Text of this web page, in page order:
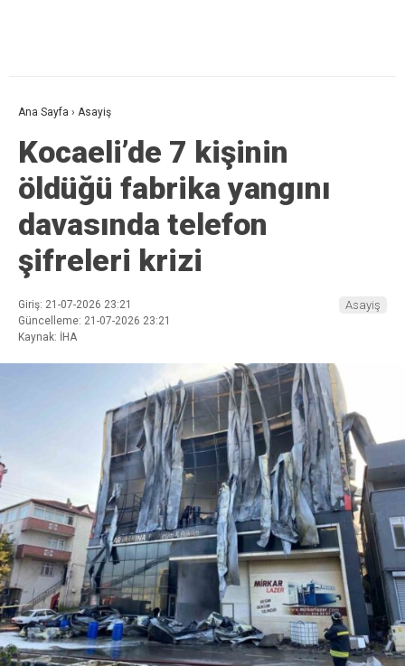
Ana Sayfa › Asayiş
Kocaeli’de 7 kişinin
öldüğü fabrika yangını
davasında telefon
şifreleri krizi
Giriş: 21-07-2026 23:21
Güncelleme: 21-07-2026 23:21
Kaynak: İHA
Asayiş